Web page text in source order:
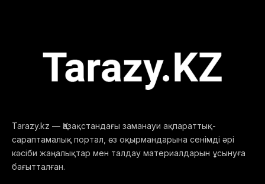
Tarazy.kz — Қазақстандағы заманауи ақпараттық-
сараптамалық портал, өз оқырмандарына сенімді әрі
кәсіби жаңалықтар мен талдау материалдарын ұсынуға
бағытталған.